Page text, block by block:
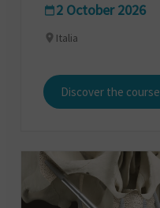
2 October 2026
Italia
Discover the course